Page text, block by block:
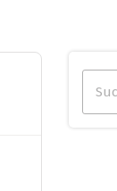
nach: